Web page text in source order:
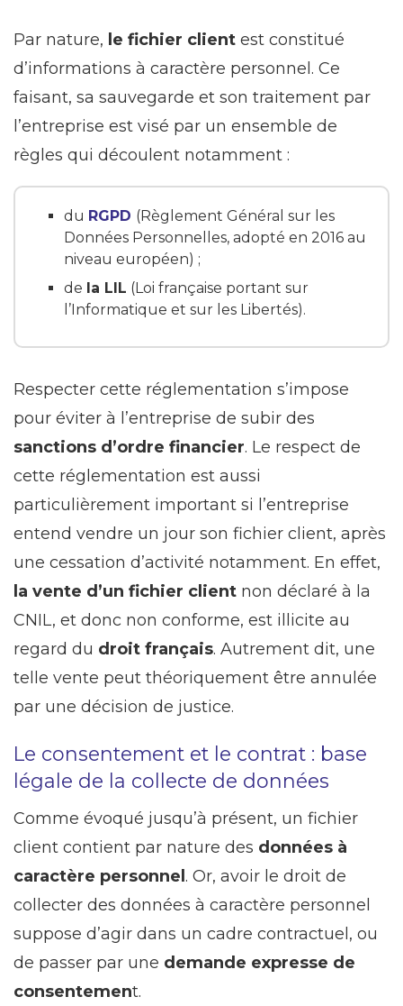
Par nature, le fichier client est constitué
d’informations à caractère personnel. Ce
faisant, sa sauvegarde et son traitement par
l’entreprise est visé par un ensemble de
règles qui découlent notamment :
du RGPD (Règlement Général sur les
Données Personnelles, adopté en 2016 au
niveau européen) ;
de la LIL (Loi française portant sur
l’Informatique et sur les Libertés).
Respecter cette réglementation s’impose
pour éviter à l’entreprise de subir des
sanctions d’ordre financier. Le respect de
cette réglementation est aussi
particulièrement important si l’entreprise
entend vendre un jour son fichier client, après
une cessation d’activité notamment. En effet,
la vente d’un fichier client non déclaré à la
CNIL, et donc non conforme, est illicite au
regard du droit français. Autrement dit, une
telle vente peut théoriquement être annulée
par une décision de justice.
Le consentement et le contrat : base
légale de la collecte de données
Comme évoqué jusqu’à présent, un fichier
client contient par nature des données à
caractère personnel . Or, avoir le droit de
collecter des données à caractère personnel
suppose d’agir dans un cadre contractuel, ou
de passer par une demande expresse de
consentement.